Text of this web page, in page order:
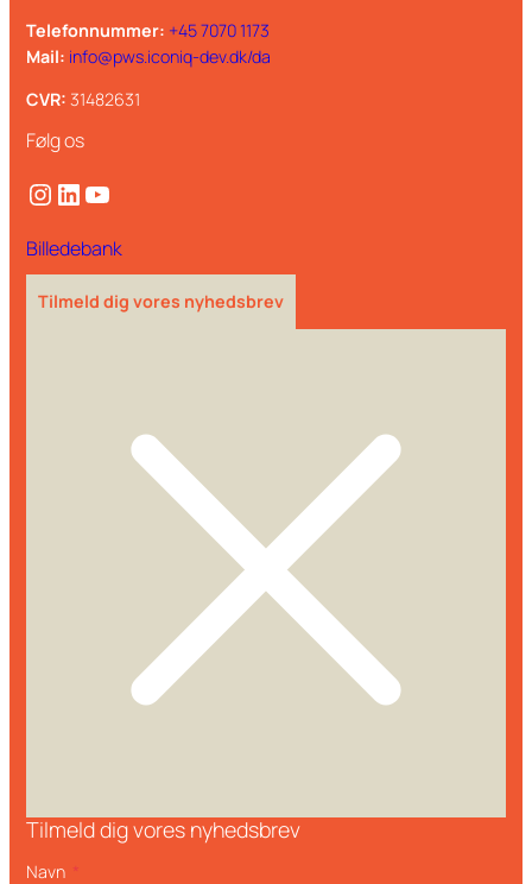
Telefonnummer: +45 7070 1173
Mail: info@pws.iconiq-dev.dk/da
CVR: 31482631
Følg os
Instagram LinkedIn YouTube
Billedebank
Tilmeld dig vores nyhedsbrev
Tilmeld dig vores nyhedsbrev
Navn